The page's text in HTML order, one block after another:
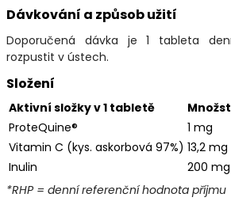
Dávkování a způsob užití
Doporučená dávka je 1 tableta
rozpustit v ústech.
Složení
Aktivní složky v 1 tabletě
ProteQuine®
1 mg
Vitamin C (kys. askorbová 97%) 13,2 mg
Inulin
200 mg
*RHP = denní referenční hodnota příjmu